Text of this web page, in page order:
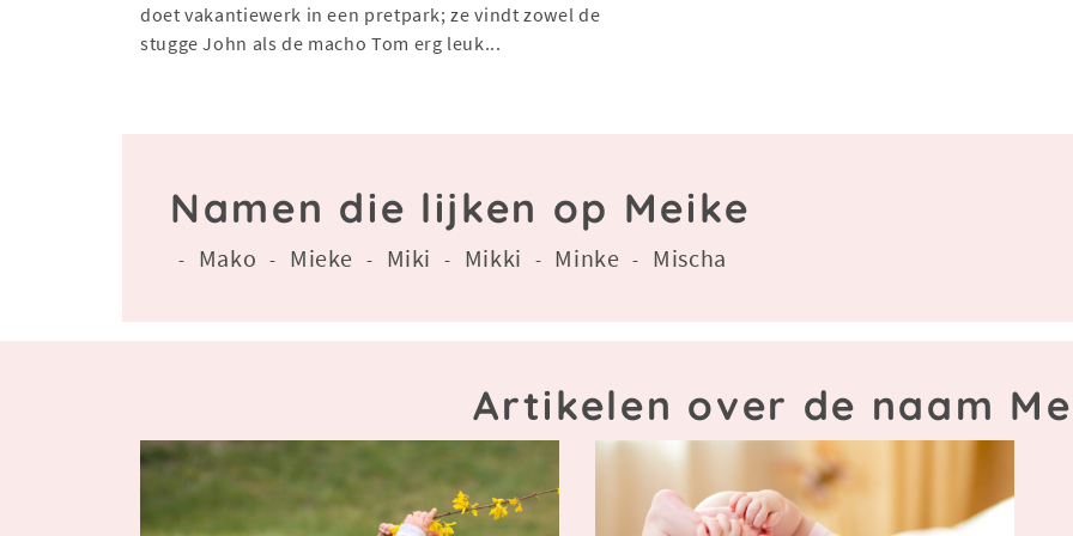
doet vakantiewerk in een pretpark; ze vindt zowel de
stugge John als de macho Tom erg leuk...
Namen die lijken op Meike
- Mako - Mieke - Miki - Mikki - Minke - Mischa
Artikelen over de naam